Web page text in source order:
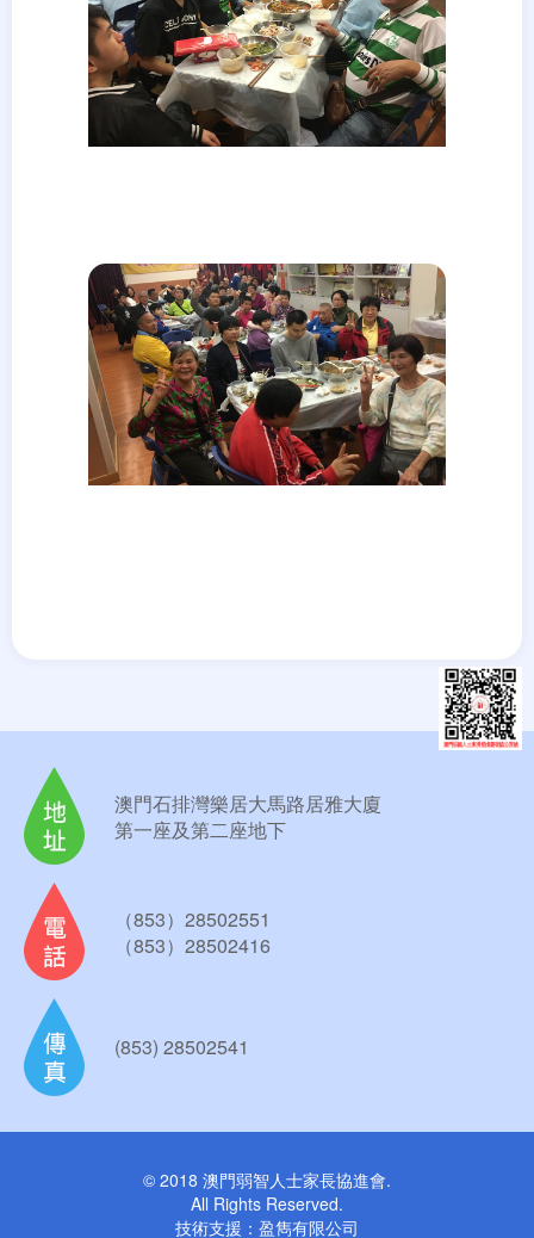
澳門石排灣樂居大馬路居雅大廈
第一座及第二座地下
（853）28502551
（853）28502416
(853) 28502541
© 2018 澳門弱智人士家長協進會.
All Rights Reserved.
技術支援： 盈雋有限公司